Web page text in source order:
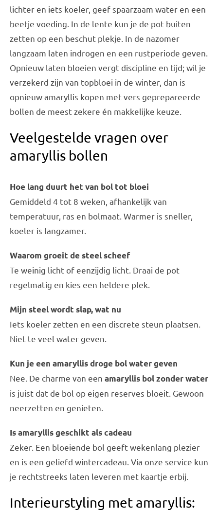
lichter en iets koeler, geef spaarzaam water en een
beetje voeding. In de lente kun je de pot buiten
zetten op een beschut plekje. In de nazomer
langzaam laten indrogen en een rustperiode geven.
Opnieuw laten bloeien vergt discipline en tijd; wil je
verzekerd zijn van topbloei in de winter, dan is
opnieuw amaryllis kopen met vers geprepareerde
bollen de meest zekere én makkelijke keuze.
Veelgestelde vragen over
amaryllis bollen
Hoe lang duurt het van bol tot bloei
Gemiddeld 4 tot 8 weken, afhankelijk van
temperatuur, ras en bolmaat. Warmer is sneller,
koeler is langzamer.
Waarom groeit de steel scheef
Te weinig licht of eenzijdig licht. Draai de pot
regelmatig en kies een heldere plek.
Mijn steel wordt slap, wat nu
Iets koeler zetten en een discrete steun plaatsen.
Niet te veel water geven.
Kun je een amaryllis droge bol water geven
Nee. De charme van een amaryllis bol zonder water
is juist dat de bol op eigen reserves bloeit. Gewoon
neerzetten en genieten.
Is amaryllis geschikt als cadeau
Zeker. Een bloeiende bol geeft wekenlang plezier
en is een geliefd wintercadeau. Via onze service kun
je rechtstreeks laten leveren met kaartje erbij.
Interieurstyling met amaryllis: